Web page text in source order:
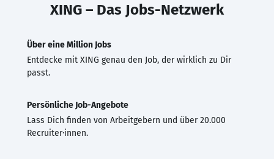
XING – Das Jobs-Netzwerk
Über eine Million Jobs
Entdecke mit XING genau den Job, der wirklich zu Dir
passt.
Persönliche Job-Angebote
Lass Dich finden von Arbeitgebern und über 20.000
Recruiter·innen.